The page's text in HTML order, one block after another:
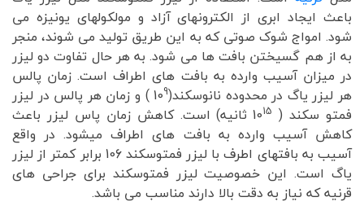
باعث ایجاد ابری از الکترونهای آزاد و مولکولهای یونیزه می
شود. امواج شوک صوتی که به این طریق تولید می شوند، منجر
به از هم گسیختن بافت ها می شود. به هر حال تفاوت دو لیزر
در میزان آسیب وارده به بافت های اطراف است. زمان پالس
هر لیزر یاگ در محدوده نانوسکند(109
) و زمان هر پالس در لیزر
فمتو سکند ( 10 15
ثانیه) است. کاهش زمان پاس لیزر باعث
کاهش آسیب وارده به بافت های اطراف میشود. در واقع
آسیب به بافتهای اطرف با لیزر فمتوسکند 106 برابر کمتر از لیزر
یاگ است. این خصوصیت لیزر فمتوسکند برای جراحی های
قرنیه که نیاز به دقت بالا دارند مناسب می باشد.